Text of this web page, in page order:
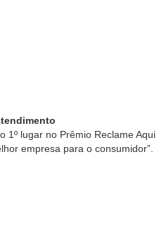
1º lugar no Prêmio Reclame Aqui
empresa para o consumidor”.